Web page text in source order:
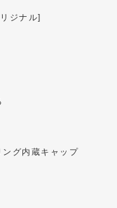
ジナル]
グ内蔵キャップ